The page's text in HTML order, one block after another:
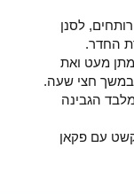
דקות במים רותחים, לסנן
החדר.
מעט ואת
הגבינה
עם פקאן